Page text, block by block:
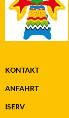
KONTAKT
ANFAHRT
ISERV